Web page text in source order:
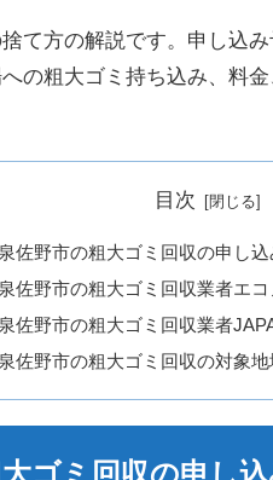
て方の解説です。申し込
の粗大ゴミ持ち込み、料
目次
泉佐野市の粗大ゴミ回収の申し
泉佐野市の粗大ゴミ回収業者エ
泉佐野市の粗大ゴミ回収業者
泉佐野市の粗大ゴミ回収の対象地